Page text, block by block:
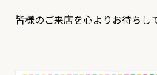
皆様のご来店を心よりお待ちし